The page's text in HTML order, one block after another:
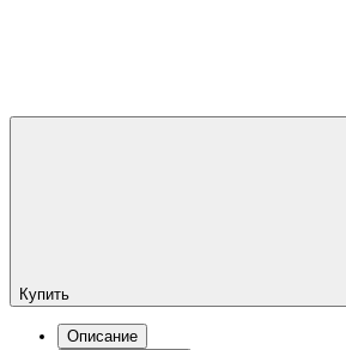
Купить
Описание